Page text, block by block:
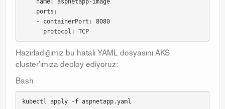
      protocol: TCP
Hazırladığımız bu hatalı YAML dosyasını AKS
cluster’ımıza deploy ediyoruz:
Bash